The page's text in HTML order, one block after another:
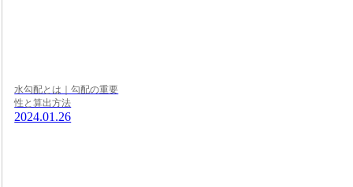
水勾配とは｜勾配の重要
性と算出方法
2024.01.26